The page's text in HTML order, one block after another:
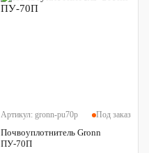
Артикул: gronn-pu70p Под заказ
Почвоуплотнитель Gronn
ПУ-70П